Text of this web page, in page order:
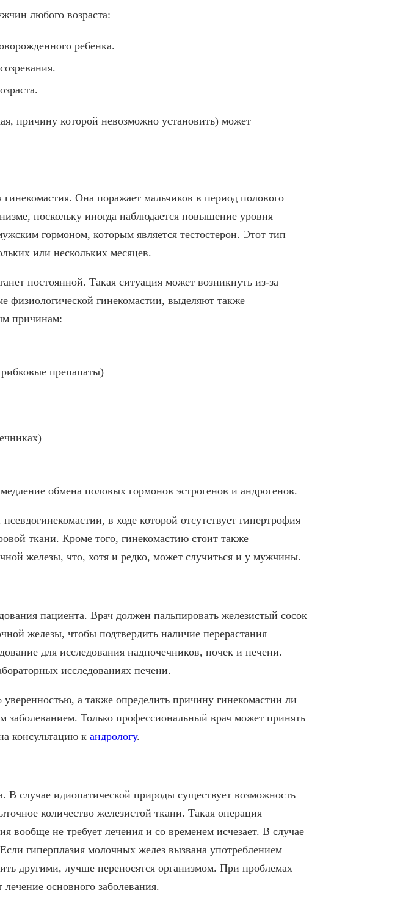
любого возраста:
ребенка.
причину которой невозможно установить) может
Она поражает мальчиков в период полового
поскольку иногда наблюдается повышение уровня
гормоном, которым является тестостерон. Этот тип
или нескольких месяцев.
постоянной. Такая ситуация может возникнуть из-за
физиологической гинекомастии, выделяют также
причинам:
препапаты)
обмена половых гормонов эстрогенов и андрогенов.
в ходе которой отсутствует гипертрофия
ткани. Кроме того, гинекомастию стоит также
железы, что, хотя и редко, может случиться и у мужчины.
пациента. Врач должен пальпировать железистый сосок
железы, чтобы подтвердить наличие перерастания
для исследования надпочечников, почек и печени.
исследованиях печени.
уверенностью, а также определить причину гинекомастии ли
заболеванием. Только профессиональный врач может принять
консультацию к андрологу.
В случае идиопатической природы существует возможность
количество железистой ткани. Такая операция
вообще не требует лечения и со временем исчезает. В случае
гиперплазия молочных желез вызвана употреблением
другими, лучше переносятся организмом. При проблемах
основного заболевания.